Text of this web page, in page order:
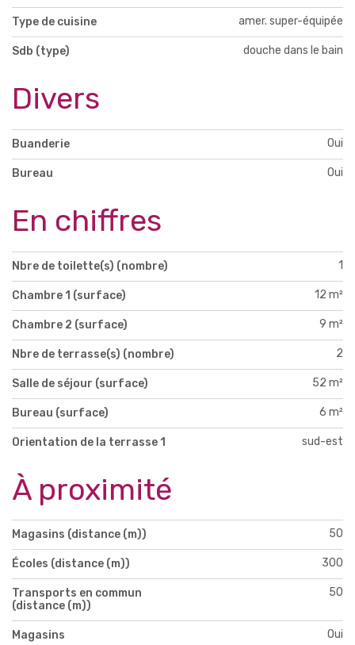
Type de cuisine amer. super-équipée
Sdb (type) douche dans le bain
Divers
Buanderie Oui
Bureau Oui
En chiffres
Nbre de toilette(s) (nombre) 1
Chambre 1 (surface) 12 m²
Chambre 2 (surface) 9 m²
Nbre de terrasse(s) (nombre) 2
Salle de séjour (surface) 52 m²
Bureau (surface) 6 m²
Orientation de la terrasse 1 sud-est
À proximité
Magasins (distance (m)) 50
Écoles (distance (m)) 300
Transports en commun
(distance (m))
50
Magasins Oui